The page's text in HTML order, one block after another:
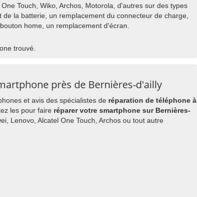
Touch, Wiko, Archos, Motorola, d'autres sur des types
la batterie, un remplacement du connecteur de charge,
home, un remplacement d'écran.
trouvé.
près de Bernières-d'ailly
et avis des spécialistes de réparation de téléphone à
les pour faire réparer votre smartphone sur Bernières-
Lenovo, Alcatel One Touch, Archos ou tout autre